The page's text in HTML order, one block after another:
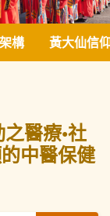
構 黃大仙信
醫療•社
中醫保健